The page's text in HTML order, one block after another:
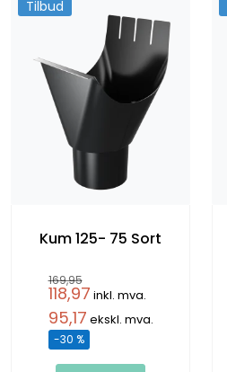
Tilbud
Kum 125- 75 Sort
169,95
118,97 inkl. mva.
95,17 ekskl. mva.
-30 %